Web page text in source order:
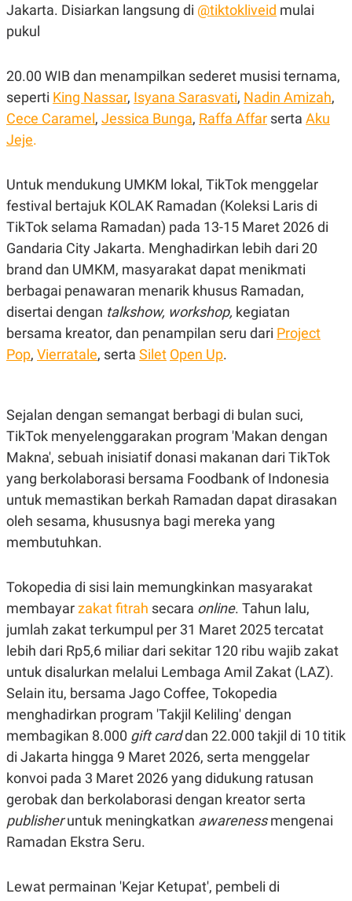
Jakarta. Disiarkan langsung di @tiktokliveid mulai
pukul
20.00 WIB dan menampilkan sederet musisi ternama,
seperti King Nassar, Isyana Sarasvati, Nadin Amizah,
Cece Caramel, Jessica Bunga, Raffa Affar serta Aku
Jeje.
Untuk mendukung UMKM lokal, TikTok menggelar
festival bertajuk KOLAK Ramadan (Koleksi Laris di
TikTok selama Ramadan) pada 13-15 Maret 2026 di
Gandaria City Jakarta. Menghadirkan lebih dari 20
brand dan UMKM, masyarakat dapat menikmati
berbagai penawaran menarik khusus Ramadan,
disertai dengan talkshow, workshop, kegiatan
bersama kreator, dan penampilan seru dari Project
Pop, Vierratale, serta Silet Open Up.
Sejalan dengan semangat berbagi di bulan suci,
TikTok menyelenggarakan program 'Makan dengan
Makna', sebuah inisiatif donasi makanan dari TikTok
yang berkolaborasi bersama Foodbank of Indonesia
untuk memastikan berkah Ramadan dapat dirasakan
oleh sesama, khususnya bagi mereka yang
membutuhkan.
Tokopedia di sisi lain memungkinkan masyarakat
membayarzakat fitrah secara online. Tahun lalu,
jumlah zakat terkumpul per 31 Maret 2025 tercatat
lebih dari Rp5,6 miliar dari sekitar 120 ribu wajib zakat
untuk disalurkan melalui Lembaga Amil Zakat (LAZ).
Selain itu, bersama Jago Coffee, Tokopedia
menghadirkan program 'Takjil Keliling' dengan
membagikan 8.000 gift carddan 22.000 takjil di 10 titik
di Jakarta hingga 9 Maret 2026, serta menggelar
konvoi pada 3 Maret 2026 yang didukung ratusan
gerobak dan berkolaborasi dengan kreator serta
publisheruntuk meningkatkan awarenessmengenai
Ramadan Ekstra Seru.
Lewat permainan 'Kejar Ketupat', pembeli di